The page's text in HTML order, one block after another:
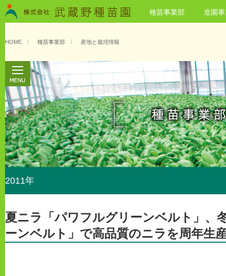
種苗事業部 造園
HOME 〉 種苗事業部 〉 産地と栽培情報
2011年
夏ニラ「パワフルグリーンベルト」、
ーンベルト」で高品質のニラを周年生